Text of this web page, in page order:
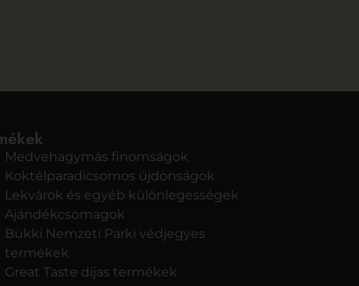
Medvehagymás finomságok
Koktélparadicsomos újdonságok
Lekvárok és egyéb különlegességek
Ajándékcsomagok
Bükki Nemzeti Parki védjegyes
termékek
Great Taste díjas termékek